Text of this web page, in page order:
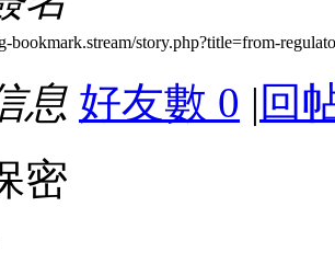
bookmark.stream/story.php?title=from-
息 好友數 0 | 回
密